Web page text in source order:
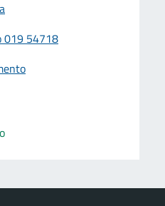
019 54718